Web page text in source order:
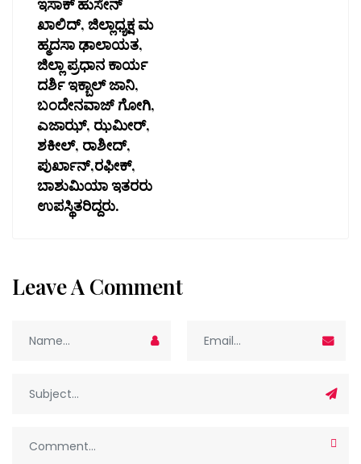
ಇಸಾಕ್ ಹುಸೇನ್
ಖಾಲಿದ್, ಜಿಲ್ಲಾಧ್ಯಕ್ಷ ಮ
ಹ್ಮದಸಾ ಢಾಲಾಯತ,
ಜಿಲ್ಲಾ ಪ್ರಧಾನ ಕಾರ್ಯ
ದರ್ಶಿ ಇಕ್ಬಾಲ್ ಜಾನಿ,
ಬಂದೇನವಾಜ್ ಗೋಗಿ,
ಎಜಾಝ್, ಝಮೀರ್,
ಶಕೀಲ್, ರಾಶೀದ್,
ಪುರ್ಖಾನ್,ರಫೀಕ್,
ಬಾಶುಮಿಯಾ ಇತರರು
ಉಪಸ್ಥಿತರಿದ್ದರು.
Leave A Comment